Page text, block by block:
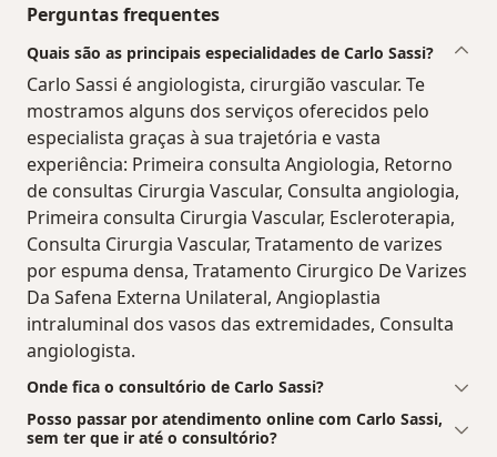
Perguntas frequentes
Quais são as principais especialidades de Carlo Sassi?
Carlo Sassi é angiologista, cirurgião vascular. Te
mostramos alguns dos serviços oferecidos pelo
especialista graças à sua trajetória e vasta
experiência: Primeira consulta Angiologia, Retorno
de consultas Cirurgia Vascular, Consulta angiologia,
Primeira consulta Cirurgia Vascular, Escleroterapia,
Consulta Cirurgia Vascular, Tratamento de varizes
por espuma densa, Tratamento Cirurgico De Varizes
Da Safena Externa Unilateral, Angioplastia
intraluminal dos vasos das extremidades, Consulta
angiologista.
Onde fica o consultório de Carlo Sassi?
Posso passar por atendimento online com Carlo Sassi,
sem ter que ir até o consultório?